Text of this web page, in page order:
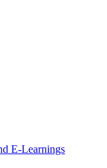
E-Learnings